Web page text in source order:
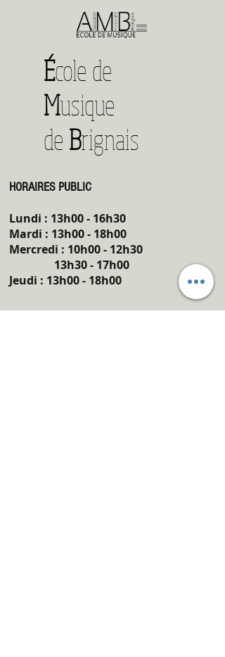
École de
Musique
de Brignais
HORAIRES PUBLIC
Lundi : 13h00 - 16h30
Mardi : 13h00 - 18h00
Mercredi : 10h00 - 12h30
13h30 - 17h00
Jeudi : 13h00 - 18h00